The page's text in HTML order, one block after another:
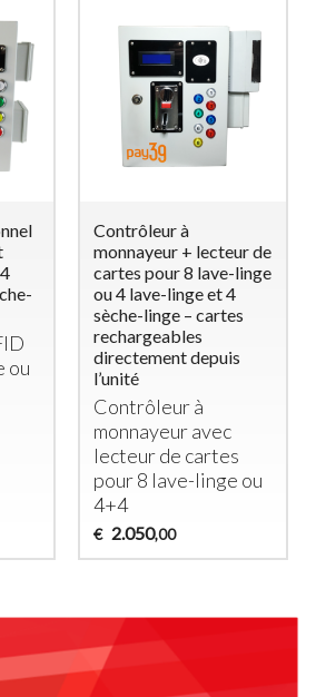
Gettoniera
multimoneta per
Lavaggio e Asciugatura
cavalli
Legge monete da €
0,1..0,2..0,5..1..2
€ 430